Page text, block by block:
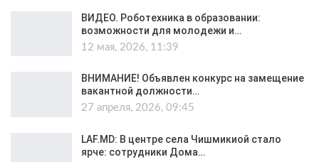
ВИДЕО. Роботехника в образовании:
возможности для молодежи и…
12 мая, 2026, 11:39
ВНИМАНИЕ! Объявлен конкурс на замещение
вакантной должности…
27 апреля, 2026, 09:45
LAF.MD: В центре села Чишмикиой стало
ярче: сотрудники Дома…